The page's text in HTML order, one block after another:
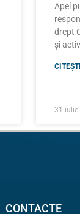
Apel
drept
și
31 iulie
CONTACTE